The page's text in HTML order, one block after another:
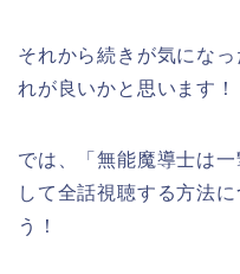
それから続きが気にな
れが良いかと思います！
では、「無能魔導士は
して全話視聴する方法
う！